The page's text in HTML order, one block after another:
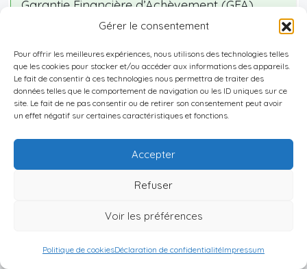
Gérer le consentement
Pour offrir les meilleures expériences, nous utilisons des technologies telles
que les cookies pour stocker et/ou accéder aux informations des appareils.
Le fait de consentir à ces technologies nous permettra de traiter des
données telles que le comportement de navigation ou les ID uniques sur ce
site. Le fait de ne pas consentir ou de retirer son consentement peut avoir
un effet négatif sur certaines caractéristiques et fonctions.
Accepter
Refuser
Voir les préférences
Politique de cookiesDéclaration de confidentialitéImpressum
Garantie Financière d’Achèvement (GFA)
émise par une banque locale.
Erreur n°6 : confondre achat
immobilier et permis de résidence
« J’achète un bien, donc j’ai le droit de
vivre à l’Île Maurice».C’est faux dans bien des cas.
aujourd’hui est clair :
CONSULTATION IMMOBILIÈRE INTERNATIONALE